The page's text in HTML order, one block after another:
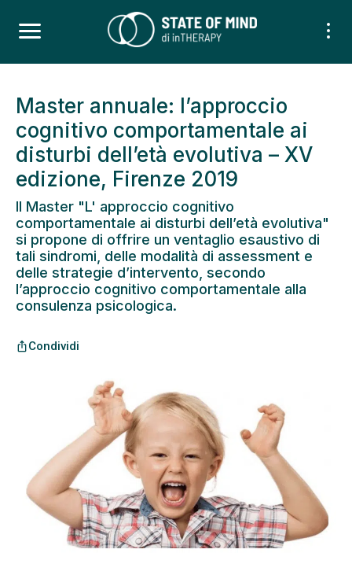
Master annuale: l’approccio
cognitivo comportamentale ai
disturbi dell’età evolutiva – XV
edizione, Firenze 2019
Il Master "L' approccio cognitivo
comportamentale ai disturbi dell’età evolutiva"
si propone di offrire un ventaglio esaustivo di
tali sindromi, delle modalità di assessment e
delle strategie d’intervento, secondo
l’approccio cognitivo comportamentale alla
consulenza psicologica.
ios_shareCondividi